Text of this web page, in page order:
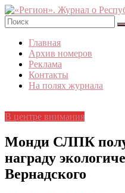
Skip
to
content
«Регион».
Журнал
Республике
Коми
Главная
Архив номеров
Реклама
Контакты
На полях журнала
В центре внимания
Монди СЛПК
награду
Вернадского